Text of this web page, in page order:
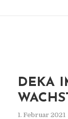
DEKA
1. Februar 2021